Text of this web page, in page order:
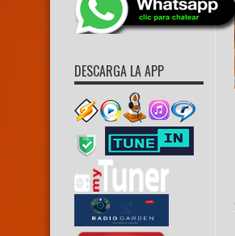
DESCARGA LA APP